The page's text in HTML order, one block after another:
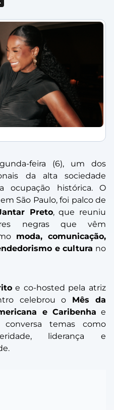
feira (6), um dos
da alta sociedade
ocupação histórica. O
São Paulo, foi palco de
Preto, que reuniu
negras que vêm
moda, comunicação,
e cultura no
e co-hosted pela atriz
celebrou o Mês da
e Caribenha e
temas como
liderança e